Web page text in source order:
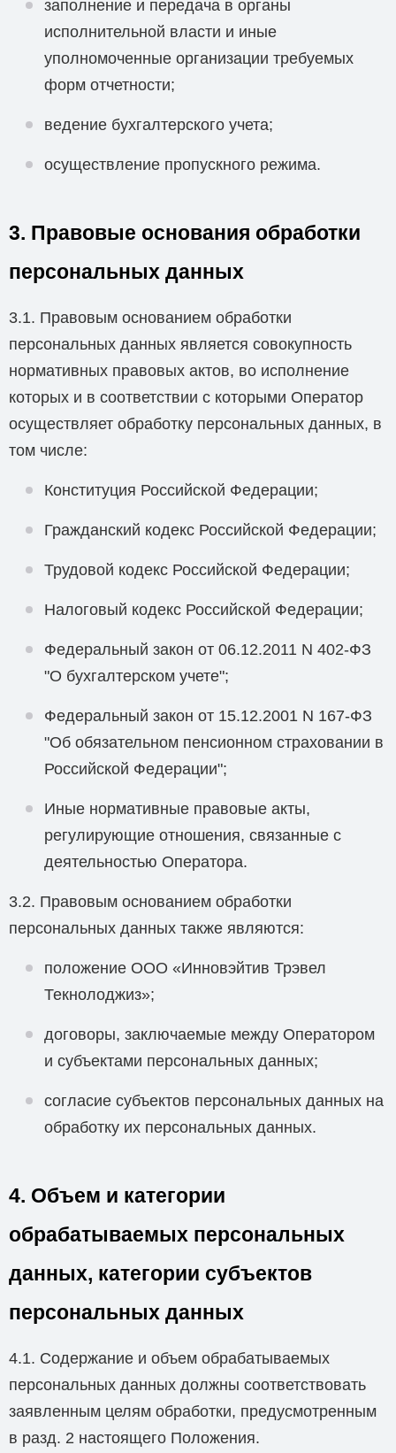
заполнение и передача в органы
исполнительной власти и иные
уполномоченные организации требуемых
форм отчетности;
ведение бухгалтерского учета;
осуществление пропускного режима.
3. Правовые основания обработки
персональных данных
3.1. Правовым основанием обработки
персональных данных является совокупность
нормативных правовых актов, во исполнение
которых и в соответствии с которыми Оператор
осуществляет обработку персональных данных, в
том числе:
Конституция Российской Федерации;
Гражданский кодекс Российской Федерации;
Трудовой кодекс Российской Федерации;
Налоговый кодекс Российской Федерации;
Федеральный закон от 06.12.2011 N 402-ФЗ
"О бухгалтерском учете";
Федеральный закон от 15.12.2001 N 167-ФЗ
"Об обязательном пенсионном страховании в
Российской Федерации";
Иные нормативные правовые акты,
регулирующие отношения, связанные с
деятельностью Оператора.
3.2. Правовым основанием обработки
персональных данных также являются:
положение ООО «Инновэйтив Трэвел
Текнолоджиз»;
договоры, заключаемые между Оператором
и субъектами персональных данных;
согласие субъектов персональных данных на
обработку их персональных данных.
4. Объем и категории
обрабатываемых персональных
данных, категории субъектов
персональных данных
4.1. Содержание и объем обрабатываемых
персональных данных должны соответствовать
заявленным целям обработки, предусмотренным
в разд. 2 настоящего Положения.